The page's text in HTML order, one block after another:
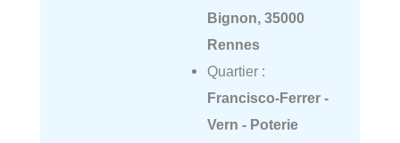
Bignon, 35000
Rennes
Quartier :
Francisco-Ferrer -
Vern - Poterie